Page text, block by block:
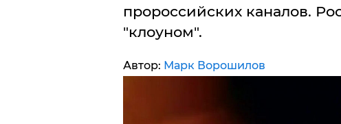
пророссийских каналов.
"клоуном".
Автор: Марк Ворошилов